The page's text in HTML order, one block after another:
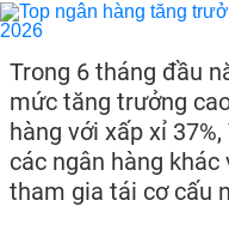
Trong 6 tháng đầu
mức tăng trưởng
hàng với xấp xỉ
các ngân hàng
tham gia tái cơ cấu